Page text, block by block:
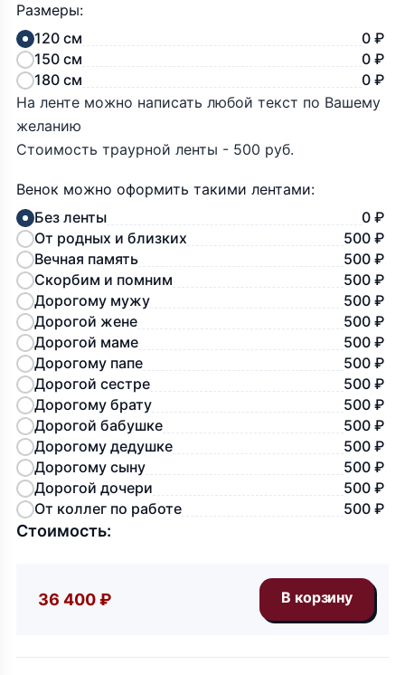
Размеры:
120 см
0 ₽
150 см
0 ₽
180 см
0 ₽
На ленте можно написать любой текст по Вашему
желанию
Стоимость траурной ленты - 500 руб.
Венок можно оформить такими лентами:
Без ленты
0 ₽
От родных и близких
500 ₽
Вечная память
500 ₽
Скорбим и помним
500 ₽
Дорогому мужу
500 ₽
Дорогой жене
500 ₽
Дорогой маме
500 ₽
Дорогому папе
500 ₽
Дорогой сестре
500 ₽
Дорогому брату
500 ₽
Дорогой бабушке
500 ₽
Дорогому дедушке
500 ₽
Дорогому сыну
500 ₽
Дорогой дочери
500 ₽
От коллег по работе
500 ₽
Стоимость:
36 400 ₽